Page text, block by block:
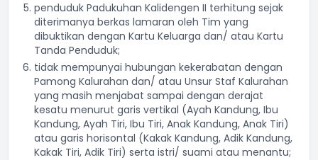
penduduk Padukuhan Kalidengen II terhitung sejak
diterimanya berkas lamaran oleh Tim yang
dibuktikan dengan Kartu Keluarga dan/ atau Kartu
Tanda Penduduk;
tidak mempunyai hubungan kekerabatan dengan
Pamong Kalurahan dan/ atau Unsur Staf Kalurahan
yang masih menjabat sampai dengan derajat
kesatu menurut garis vertikal (Ayah Kandung, Ibu
Kandung, Ayah Tiri, Ibu Tiri, Anak Kandung, Anak Tiri)
atau garis horisontal (Kakak Kandung, Adik Kandung,
Kakak Tiri, Adik Tiri) serta istri/ suami atau menantu;